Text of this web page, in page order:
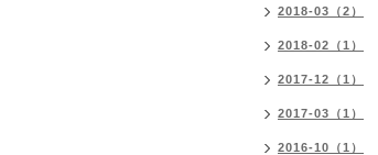
2018-03（2）
2018-02（1）
2017-12（1）
2017-03（1）
2016-10（1）